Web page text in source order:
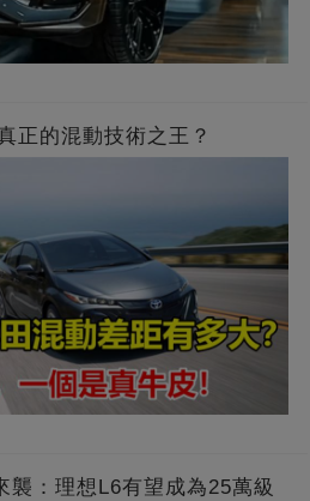
正的混動技術之王？
襲：理想L6有望成為25萬級